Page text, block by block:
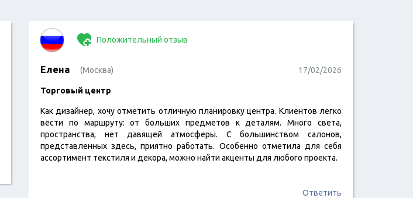
читать отзыв
Положительный отзыв
Елена (Москва) 17/02/2026
Торговый центр
Как дизайнер, хочу отметить отличную планировку центра. Клиентов легко
вести по маршруту: от больших предметов к деталям. Много света,
пространства, нет давящей атмосферы. С большинством салонов,
представленных здесь, приятно работать. Особенно отметила для себя
ассортимент текстиля и декора, можно найти акценты для любого проекта.
Ответить